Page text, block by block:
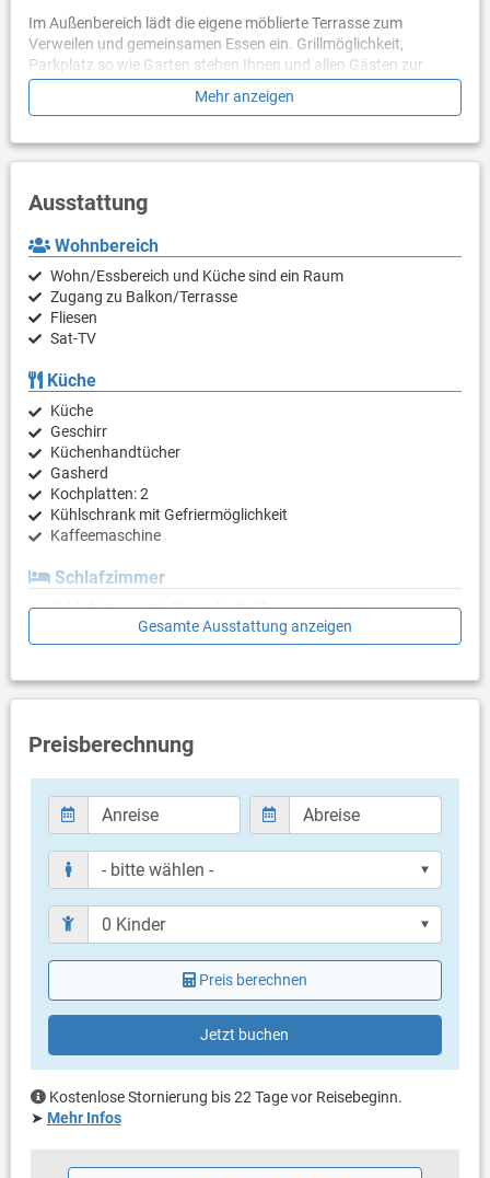
Im Außenbereich lädt die eigene möblierte Terrasse zum
Verweilen und gemeinsamen Essen ein. Grillmöglichkeit,
Parkplatz so wie Garten stehen Ihnen und allen Gästen zur
Verfügung.
(Größe des Pools: 6 x 10 m, Tiefe 0,70 bis 1,50 m) der von Ihnen
Mehr anzeigen
Ausstattung
Wohnbereich
Wohn/Essbereich und Küche sind ein Raum
Zugang zu Balkon/Terrasse
Fliesen
Sat-TV
Küche
Küche
Geschirr
Küchenhandtücher
Gasherd
Kochplatten: 2
Kühlschrank mit Gefriermöglichkeit
Kaffeemaschine
Schlafzimmer
Schlafzimmer mit Doppelbett, Fliesen
Schlafzimmer mit 2 Einzelbetten, Fliesen
Bad mit WC, Dusche
Balkon & Terrasse
gemeinsame Terrasse
Bestuhlung
Sonnenschirm
Terrassengröße: 8 m²
Garten zur Benutzung
Grill vorhanden
Privater Parkplatz auf dem Grundstück
Haustier nicht erlaubt
Eigentümer lebt im gleichen Haus
Bettwäsche vorhanden
Handtücher vorhanden
Internet per WLAN
Gesamte Ausstattung anzeigen
Preisberechnung
Preis berechnen
Jetzt buchen
Kostenlose Stornierung bis 22 Tage vor Reisebeginn.
➤ Mehr Infos